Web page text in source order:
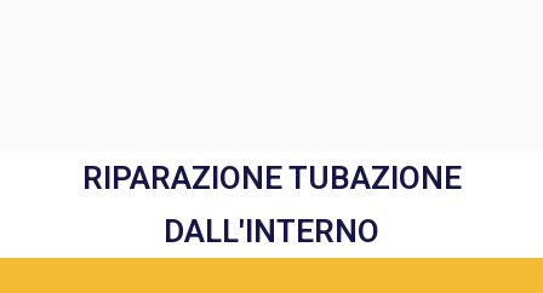
RIPARAZIONE TUBAZIONE
DALL'INTERNO